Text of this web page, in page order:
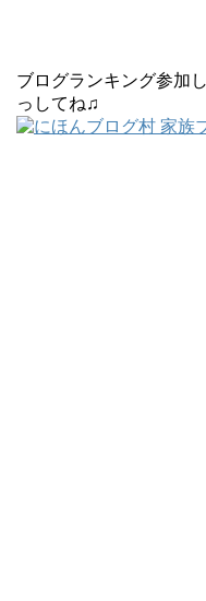
ブログランキング参加
っしてね♫